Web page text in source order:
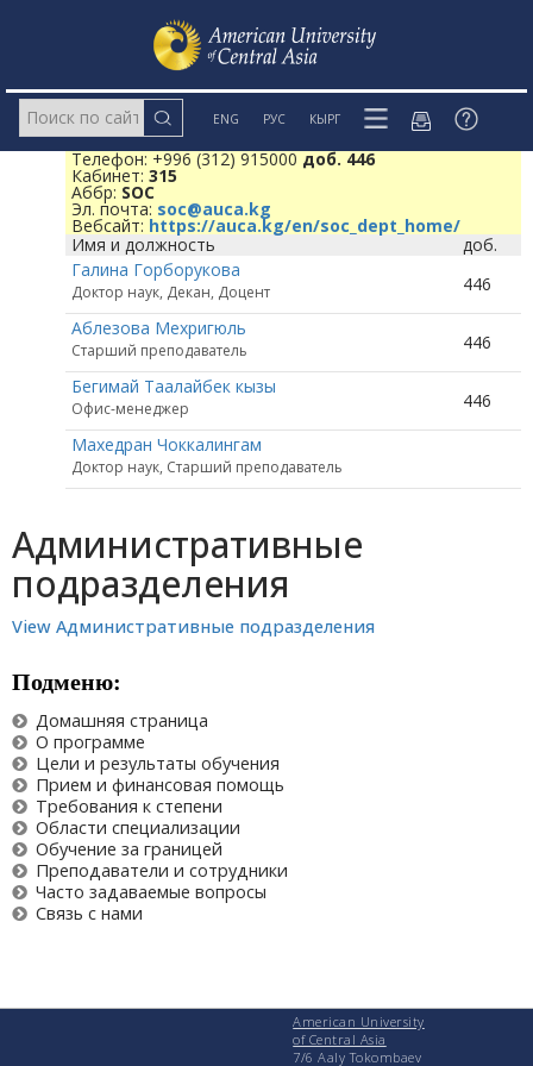
ENG РУС КЫРГ
Телефон: +996 (312) 915000 доб. 446
Кабинет: 315
Аббр: SOC
Эл. почта: soc@auca.kg
Вебсайт: https://auca.kg/en/soc_dept_home/
Имя и должность
доб.
Галина Горборукова
Доктор наук, Декан, Доцент
446
Аблезова Мехригюль
Старший преподаватель
446
Бегимай Таалайбек кызы
Офис-менеджер
446
Махедран Чоккалингам
Доктор наук, Старший преподаватель
Административные
подразделения
View Административные подразделения
Подменю:
Домашняя страница
О программе
Цели и результаты обучения
Прием и финансовая помощь
Требования к степени
Области специализации
Обучение за границей
Преподаватели и сотрудники
Часто задаваемые вопросы
Связь с нами
American University
of Central Asia
7/6 Aaly Tokombaev